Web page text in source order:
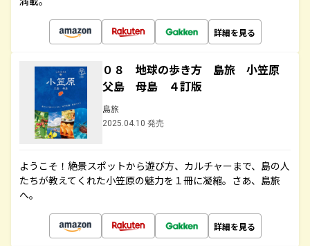
詳細を見る
０８ 地球の歩き方 島旅 小笠原
父島 母島 ４訂版
島旅
2025.04.10 発売
ようこそ！絶景スポットから遊び方、カルチャーまで、島の人
たちが教えてくれた小笠原の魅力を１冊に凝縮。さあ、島旅
へ。
詳細を見る